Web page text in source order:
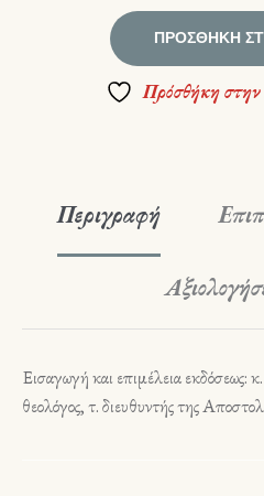
ΠΡΟΣΘΉΚΗ
Πρόσθήκη στην
Περιγραφή
Εισαγωγή και επιμέλεια
θεολόγος, τ. διευθυντής της